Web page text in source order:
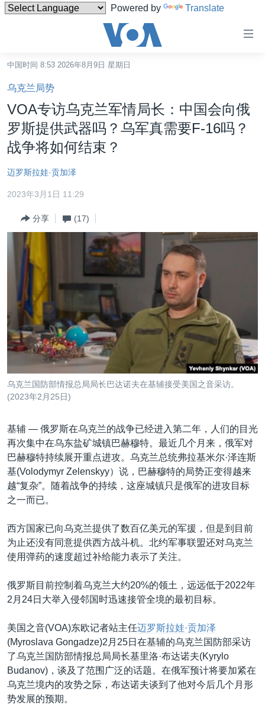
Powered by Translate
碍
链
转
到
容
导
索
中国
台湾
中东
美洲
全球议题
人权·法律·宗教
科教·文娱·体健
劳工
环境
热点专题
白宫要闻
国会报道
美中关系
美国建国250周年
埃博拉疫情
美国之音专访
重要讲话与声明
南中国海争端
关注西藏
关注新疆
GEN Z 看美国
VOA视频
VOA今日焦点
中文广播
关注我们
其他语言网站
中国时间 8:53 2026年8月9日 星期日
乌克兰局势
VOA专访乌克兰军情局长：中国会向俄
罗斯提供武器吗？乌军真需要F-16吗？
战争将如何结束？
迈罗斯拉娃·贡加泽
2023年3月1日 11:29
分享 (17)
乌克兰国防部情报总局局长巴达诺夫在基辅接受美国之音采访。
(2023年2月25日)
基辅 — 俄罗斯在乌克兰的战争已经进入第二年，人们的目光
再次集中在乌东盐矿城镇巴赫穆特。最近几个月来，俄军对
巴赫穆特持续展开重点进攻。乌克兰总统弗拉基米尔·泽连斯
基(Volodymyr Zelenskyy）说，巴赫穆特的局势正变得越来
越“复杂”。随着战争的持续，这座城镇只是俄军的进攻目标
之一而已。
西方国家已向乌克兰提供了数百亿美元的军援，但是到目前
为止还没有同意提供西方战斗机。北约军事联盟还对乌克兰
使用弹药的速度超过补给能力表示了关注。
俄罗斯目前控制着乌克兰大约20%的领土，远远低于2022年
2月24日大举入侵邻国时迅速接管全境的最初目标。
美国之音(VOA)东欧记者站主任迈罗斯拉娃·贡加泽
(Myroslava Gongadze)2月25日在基辅的乌克兰国防部采访
了乌克兰国防部情报总局局长基里洛·布达诺夫(Kyrylo
Budanov)，谈及了范围广泛的话题。在俄军预计将要加紧在
乌克兰境内的攻势之际，布达诺夫谈到了他对今后几个月形
势发展的预期。